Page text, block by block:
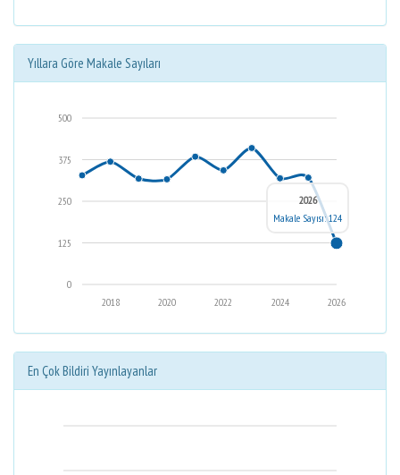
Yıllara Göre Makale Sayıları
0
125
250
375
500
2026
2024
2022
2020
2018
2026
Makale Sayısı: 124
En Çok Bildiri Yayınlayanlar